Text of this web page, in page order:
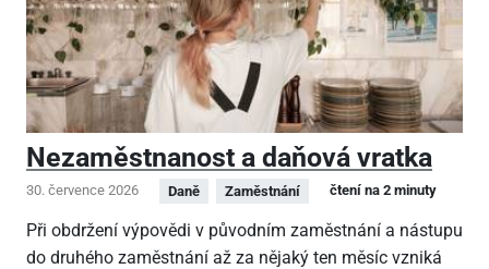
Nezaměstnanost a daňová vratka
30. července 2026 Daně Zaměstnání čtení na 2 minuty
Při obdržení výpovědi v původním zaměstnání a nástupu
do druhého zaměstnání až za nějaký ten měsíc vzniká